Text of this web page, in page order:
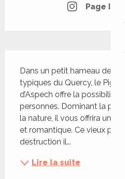
Page
Dans un petit hameau de
typiques du Quercy, le
d’Aspech offre la possibilité
personnes. Dominant la
la nature, il vous offrira une
et romantique. Ce vieux
destruction il...
Lire la suite